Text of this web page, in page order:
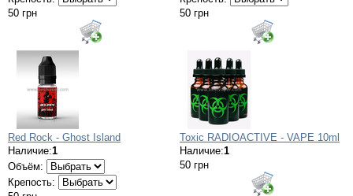
50 грн
50 грн
Red Rock - Ghost Island
Наличие:1
Объём:
Крепость:
Toxic RADIOACTIVE - VAPE 10ml
Наличие:1
50 грн